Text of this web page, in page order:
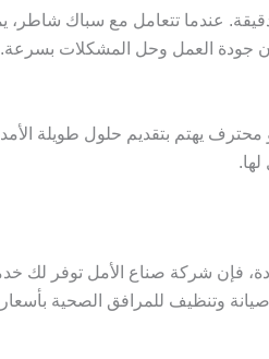
عندما تتعامل مع سباك شاطر،
جودة العمل وحل المشكلات
يهتم بتقديم حلول طويلة
فإن شركة صناع الأمل توفر لك
وتنظيف للمرافق الصحية